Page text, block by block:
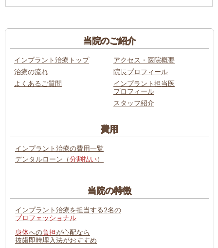
当院のご紹介
インプラント治療トップ
治療の流れ
よくあるご質問
アクセス・医院概要
院長プロフィール
インプラント担当医
プロフィール
スタッフ紹介
費用
インプラント治療の費用一覧
デンタルローン（分割払い）
当院の特徴
インプラント治療を担当する2名の
プロフェッショナル
身体への負担が心配なら
抜歯即時埋入法がおすすめ